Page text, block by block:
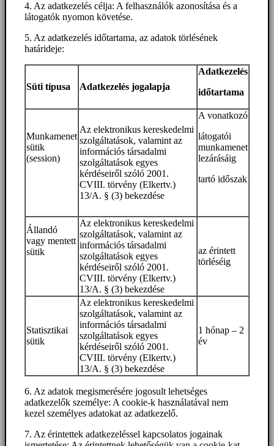
4. Az adatkezelés célja: A felhasználók azonosítása és a
látogatók nyomon követése.
5. Az adatkezelés időtartama, az adatok törlésének
határideje:
Süti típusa Adatkezelés jogalapja
Adatkezelés
időtartama
Munkamenet
sütik
(session)
Az elektronikus kereskedelmi
szolgáltatások, valamint az
információs társadalmi
szolgáltatások egyes
kérdéseiről szóló 2001.
CVIII. törvény (Elkertv.)
13/A. § (3) bekezdése
A vonatkozó
látogatói
munkamenet
lezárásáig
tartó időszak
Állandó
vagy mentett
sütik
Az elektronikus kereskedelmi
szolgáltatások, valamint az
információs társadalmi
szolgáltatások egyes
kérdéseiről szóló 2001.
CVIII. törvény (Elkertv.)
13/A. § (3) bekezdése
az érintett
törléséig
Statisztikai
sütik
Az elektronikus kereskedelmi
szolgáltatások, valamint az
információs társadalmi
szolgáltatások egyes
kérdéseiről szóló 2001.
CVIII. törvény (Elkertv.)
13/A. § (3) bekezdése
1 hónap – 2
év
6. Az adatok megismerésére jogosult lehetséges
adatkezelők személye: A cookie-k használatával nem
kezel személyes adatokat az adatkezelő.
7. Az érintettek adatkezeléssel kapcsolatos jogainak